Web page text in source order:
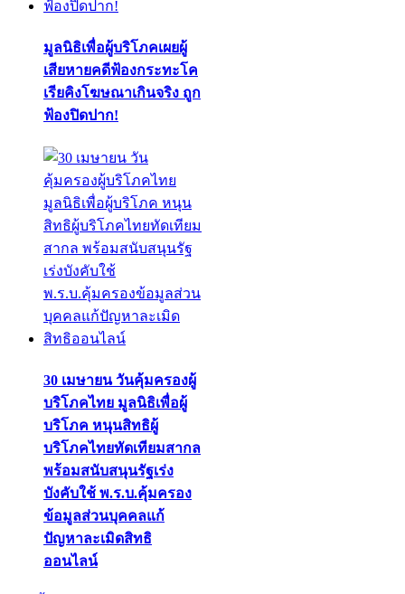
มูลนิธิเพื่อผู้บริโภคเผยผู้
เสียหายคดีฟ้องกระทะโค
เรียคิงโฆษณาเกินจริง ถูก
ฟ้องปิดปาก!
30 เมษายน วันคุ้มครองผู้
บริโภคไทย มูลนิธิเพื่อผู้
บริโภค หนุนสิทธิผู้
บริโภคไทยทัดเทียมสากล
พร้อมสนับสนุนรัฐเร่ง
บังคับใช้ พ.ร.บ.คุ้มครอง
ข้อมูลส่วนบุคคลแก้
ปัญหาละเมิดสิทธิ
ออนไลน์